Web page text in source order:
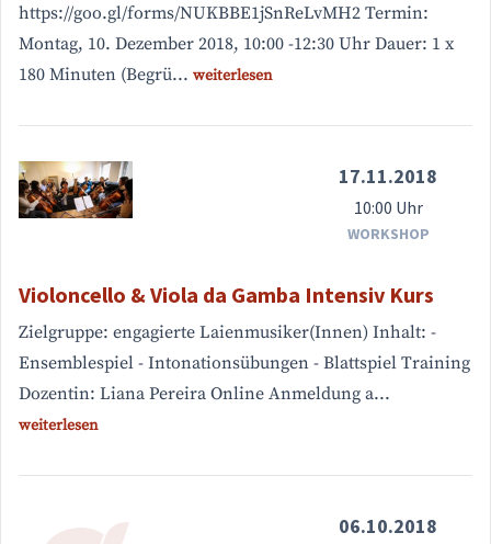
https://goo.gl/forms/NUKBBE1jSnReLvMH2 Termin:
Montag, 10. Dezember 2018, 10:00 -12:30 Uhr Dauer: 1 x
180 Minuten (Begrü... weiterlesen
17.11.2018
10:00 Uhr
WORKSHOP
Violoncello & Viola da Gamba Intensiv Kurs
Zielgruppe: engagierte Laienmusiker(Innen) Inhalt: -
Ensemblespiel - Intonationsübungen - Blattspiel Training
Dozentin: Liana Pereira Online Anmeldung a...
weiterlesen
06.10.2018